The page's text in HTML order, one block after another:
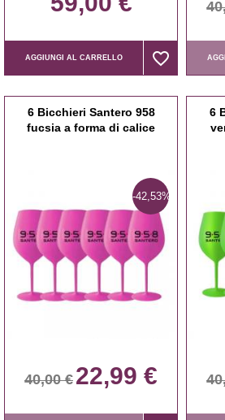
AGGIUNGI AL CARRELLO favorite_border
favorite_border
6 Bicchieri Santero 958
fucsia a forma di calice
-42,53%
40,00 € 22,99 €
6